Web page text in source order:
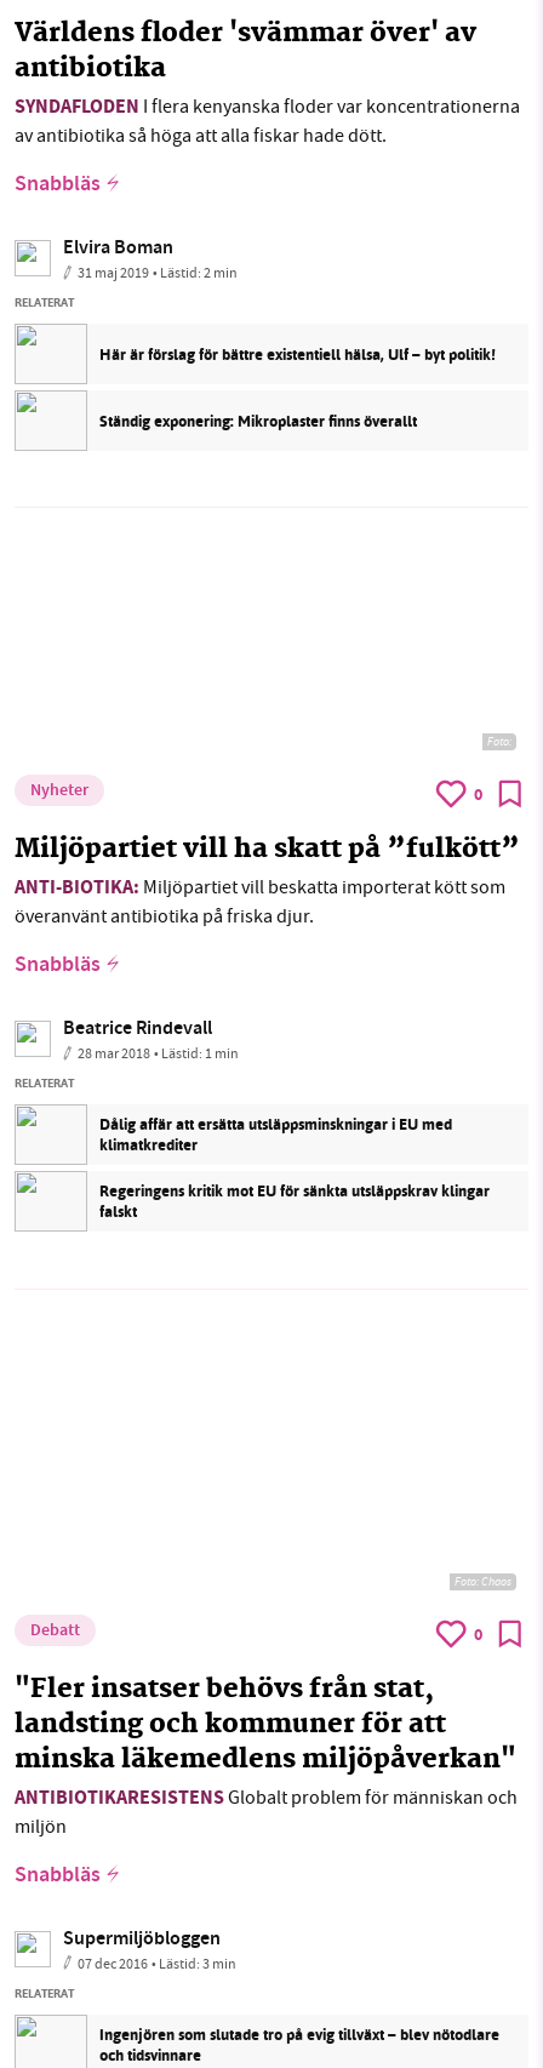
Världens floder 'svämmar över' av
antibiotika
SYNDAFLODEN I flera kenyanska floder var koncentrationerna
av antibiotika så höga att alla fiskar hade dött.
Snabbläs
Elvira Boman
31 maj 2019• Lästid:2 min
RELATERAT
Här är förslag för bättre existentiell hälsa, Ulf – byt politik!
Ständig exponering: Mikroplaster finns överallt
Foto:
Nyheter 0
Miljöpartiet vill ha skatt på ”fulkött”
ANTI-BIOTIKA: Miljöpartiet vill beskatta importerat kött som
överanvänt antibiotika på friska djur.
Snabbläs
Beatrice Rindevall
28 mar 2018• Lästid: 1 min
RELATERAT
Dålig affär att ersätta utsläppsminskningar i EU med
klimatkrediter
Regeringens kritik mot EU för sänkta utsläppskrav klingar
falskt
Foto: Chaos
Debatt 0
"Fler insatser behövs från stat,
landsting och kommuner för att
minska läkemedlens miljöpåverkan"
ANTIBIOTIKARESISTENSGlobalt problem för människan och
miljön
Snabbläs
Supermiljöbloggen
07 dec 2016• Lästid:3 min
RELATERAT
Ingenjören som slutade tro på evig tillväxt – blev nötodlare
och tidsvinnare